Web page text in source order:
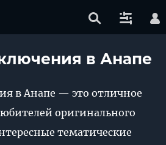
в Анапе
в Анапе — это отличное
оригинального
тематические